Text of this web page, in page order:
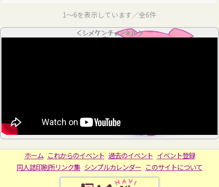
1～6を表示しています／全6件
＜シメケンチャンネル＞
ホーム これからのイベント 過去のイベント イベント登録
同人誌印刷所リンク集 シンプルカレンダー このサイトについて